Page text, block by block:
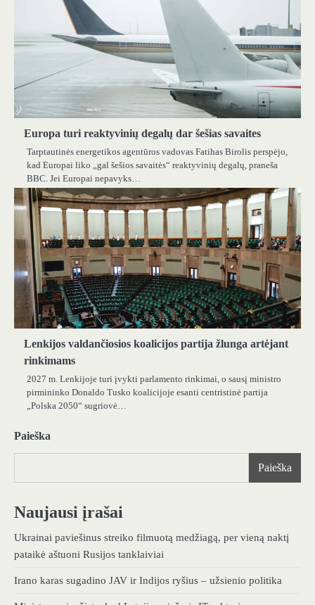
Europa turi reaktyvinių degalų dar šešias savaites
Tarptautinės energetikos agentūros vadovas Fatihas Birolis perspėjo,
kad Europai liko „gal šešios savaitės“ reaktyvinių degalų, praneša
BBC. Jei Europai nepavyks…
Lenkijos valdančiosios koalicijos partija žlunga artėjant
rinkimams
2027 m. Lenkijoje turi įvykti parlamento rinkimai, o sausį ministro
pirmininko Donaldo Tusko koalicijoje esanti centristinė partija
„Polska 2050“ sugriovė…
Paieška
Paieška
Naujausi įrašai
Ukrainai paviešinus streiko filmuotą medžiagą, per vieną naktį
pataikė aštuoni Rusijos tanklaiviai
Irano karas sugadino JAV ir Indijos ryšius – užsienio politika